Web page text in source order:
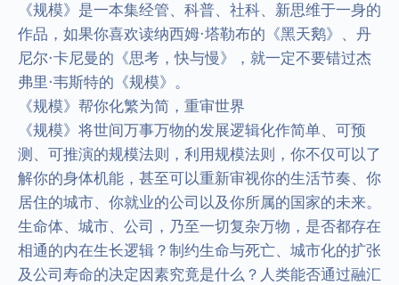
《规模》是一本集经管、科普、社科、新思维于一身的
作品，如果你喜欢读纳西姆·塔勒布的《黑天鹅》、丹
尼尔·卡尼曼的《思考，快与慢》，就一定不要错过杰
弗里·韦斯特的《规模》。
《规模》帮你化繁为简，重审世界
《规模》将世间万事万物的发展逻辑化作简单、可预
测、可推演的规模法则，利用规模法则，你不仅可以了
解你的身体机能，甚至可以重新审视你的生活节奏、你
居住的城市、你就业的公司以及你所属的国家的未来。
生命体、城市、公司，乃至一切复杂万物，是否都存在
相通的内在生长逻辑？制约生命与死亡、城市化的扩张
及公司寿命的决定因素究竟是什么？人类能否通过融汇